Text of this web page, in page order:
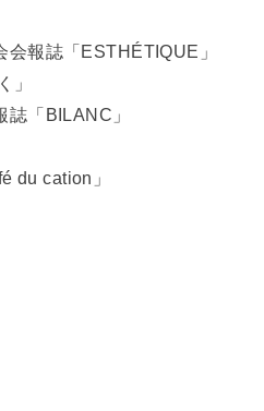
会報誌「ESTHÉTIQUE」
」
誌「BILANC」
du cation」